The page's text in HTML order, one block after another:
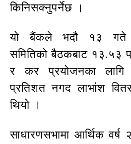
किनिसक्नुपर्नेछ ।
यो बैंकले भदौ १३ गते
समितिको बैठकबाट १३.५३
र कर प्रयोजनका
प्रतिशत नगद लाभांश
थियो ।
साधारणसभामा आर्थिक